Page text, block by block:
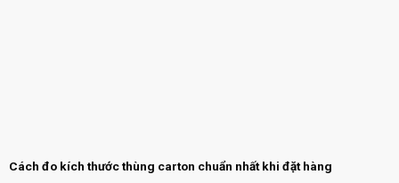
Cách đo kích thước thùng carton chuẩn nhất khi đặt hàng